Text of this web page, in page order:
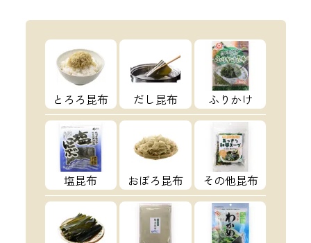
とろろ昆布 だし昆布 ふりかけ
塩昆布 おぼろ昆布 その他昆布